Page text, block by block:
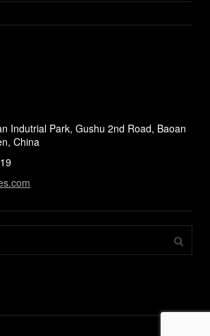
Indutrial Park, Gushu 2nd Road, Baoan
China